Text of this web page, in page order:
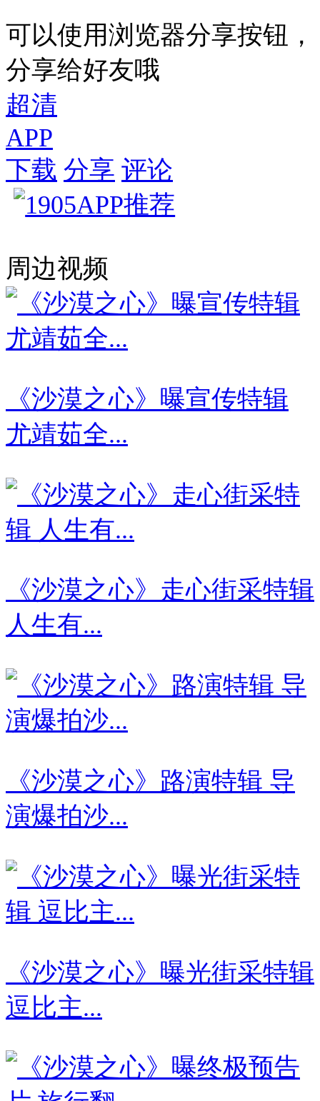
可以使用浏览器分享按钮，
分享给好友哦
超清
APP
下载 分享 评论
周边视频
《沙漠之心》曝宣传特辑
尤靖茹全...
《沙漠之心》走心街采特辑
人生有...
《沙漠之心》路演特辑 导
演爆拍沙...
《沙漠之心》曝光街采特辑
逗比主...